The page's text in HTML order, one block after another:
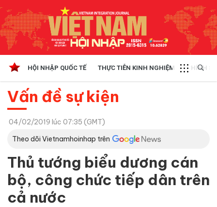
HỘI NHẬP QUỐC TẾ THỰC TIỄN KINH NGHIỆM CHÍNH
Vấn đề sự kiện
04/02/2019 lúc 07:35 (GMT)
Theo dõi Vietnamhoinhap trên
Thủ tướng biểu dương cán
bộ, công chức tiếp dân trên
cả nước